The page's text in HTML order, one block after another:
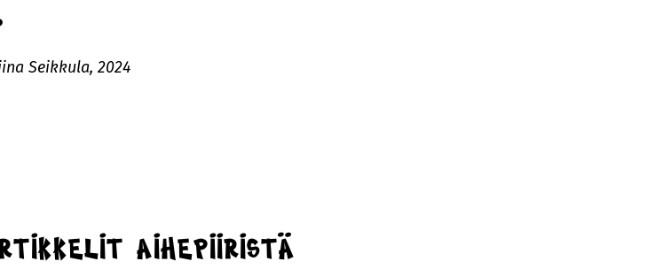
Seikkula, 2024
aihepiiristä